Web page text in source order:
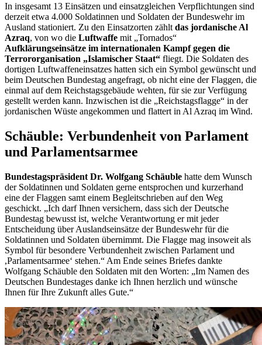
In insgesamt 13 Einsätzen und einsatzgleichen Verpflichtungen sind
derzeit etwa 4.000 Soldatinnen und Soldaten der Bundeswehr im
Ausland stationiert. Zu den Einsatzorten zählt das jordanische Al
Azraq, von wo die Luftwaffe mit „Tornados“
Aufklärungseinsätze im internationalen Kampf gegen die
Terrororganisation „Islamischer Staat“ fliegt. Die Soldaten des
dortigen Luftwaffeneinsatzes hatten sich ein Symbol gewünscht und
beim Deutschen Bundestag angefragt, ob nicht eine der Flaggen, die
einmal auf dem Reichstagsgebäude wehten, für sie zur Verfügung
gestellt werden kann. Inzwischen ist die „Reichstagsflagge“ in der
jordanischen Wüste angekommen und flattert in Al Azraq im Wind.
Schäuble: Verbundenheit von Parlament
und Parlamentsarmee
Bundestagspräsident Dr. Wolfgang Schäuble hatte dem Wunsch
der Soldatinnen und Soldaten gerne entsprochen und kurzerhand
eine der Flaggen samt einem Begleitschrieben auf den Weg
geschickt. „Ich darf Ihnen versichern, dass sich der Deutsche
Bundestag bewusst ist, welche Verantwortung er mit jeder
Entscheidung über Auslandseinsätze der Bundeswehr für die
Soldatinnen und Soldaten übernimmt. Die Flagge mag insoweit als
Symbol für besondere Verbundenheit zwischen Parlament und
,Parlamentsarmee‘ stehen.“ Am Ende seines Briefes dankte
Wolfgang Schäuble den Soldaten mit den Worten: „Im Namen des
Deutschen Bundestages danke ich Ihnen herzlich und wünsche
Ihnen für Ihre Zukunft alles Gute.“